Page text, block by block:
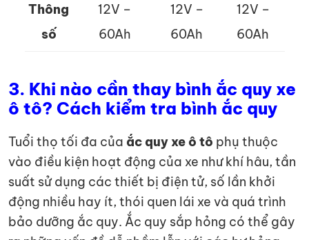
Thông
số
12V –
60Ah
12V –
60Ah
12V –
60Ah
3. Khi nào cần thay bình ắc quy xe
ô tô? Cách kiểm tra bình ắc quy
Tuổi thọ tối đa của ắc quy xe ô tô phụ thuộc
vào điều kiện hoạt động của xe như khí hâu, tần
suất sử dụng các thiết bị điện tử, số lần khởi
động nhiều hay ít, thói quen lái xe và quá trình
bảo dưỡng ắc quy. Ắc quy sắp hỏng có thể gây